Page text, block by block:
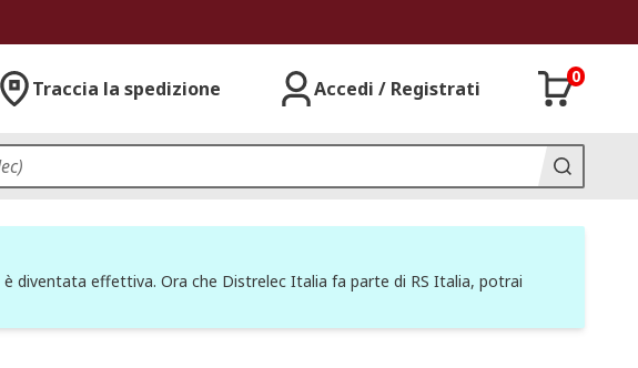
Traccia la spedizione Accedi / Registrati
0
è diventata effettiva. Ora che Distrelec Italia fa parte di RS Italia, potrai